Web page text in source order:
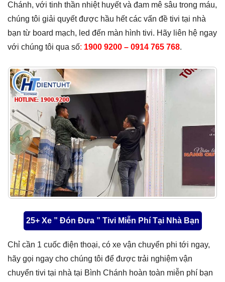
Chánh, với tinh thần nhiệt huyết và đam mê sâu trong máu,
chúng tôi giải quyết được hầu hết các vấn đề tivi tại nhà
bạn từ board mạch, led đến màn hình tivi. Hãy liên hệ ngay
với chúng tôi qua số: 1900 9200 – 0914 765 768.
25+ Xe ” Đón Đưa ” Tivi Miễn Phí Tại Nhà Bạn
Chỉ cần 1 cuốc điện thoại, có xe vận chuyển phi tới ngay,
hãy gọi ngay cho chúng tôi để được trải nghiệm vận
chuyển tivi tại nhà tại Bình Chánh hoàn toàn miễn phí bạn